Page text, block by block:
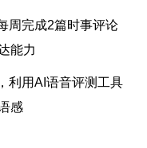
周完成2篇时事评论
能力
利用AI语音评测工具
感